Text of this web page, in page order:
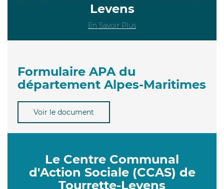
Levens
En Savoir Plus
Formulaire APA du
département Alpes-Maritimes
Voir le document
Le Centre Communal
d'Action Sociale (CCAS) de
Tourrette-Levens